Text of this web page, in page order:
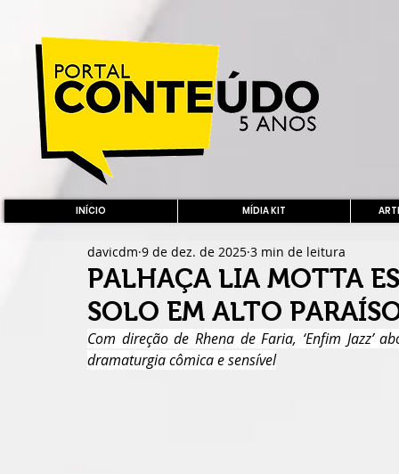
INÍCIO MÍDIA KIT
PALHAÇA LIA MOTTA
SOLO EM ALTO
davicdm 9 de dez. de 2025 3 min de leitura
Com direção de Rhena de Faria, ‘Enfim
dramaturgia cômica e sensível